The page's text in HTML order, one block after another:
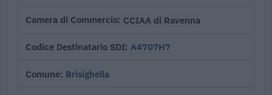
Camera di Commercio CCIAA di Ravenna
Codice Destinatario SDI A4707H7
Comune Brisighella